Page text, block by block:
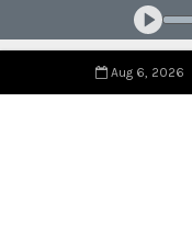
Aug 6, 2026